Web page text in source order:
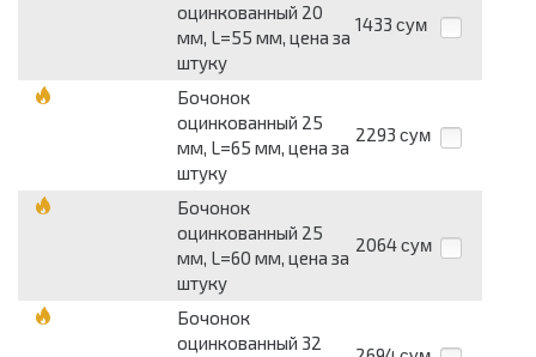
оцинкованный 20
мм, L=55 мм, цена за
штуку
1433 сум
Бочонок
оцинкованный 25
мм, L=65 мм, цена за
штуку
2293 сум
Бочонок
оцинкованный 25
мм, L=60 мм, цена за
штуку
2064 сум
Бочонок
оцинкованный 32